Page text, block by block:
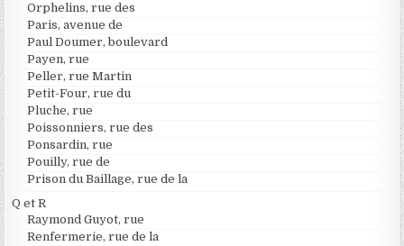
Orphelins, rue des
Paris, avenue de
Paul Doumer, boulevard
Payen, rue
Peller, rue Martin
Petit-Four, rue du
Pluche, rue
Poissonniers, rue des
Ponsardin, rue
Pouilly, rue de
Prison du Baillage, rue de la
Q et R
Raymond Guyot, rue
Renfermerie, rue de la